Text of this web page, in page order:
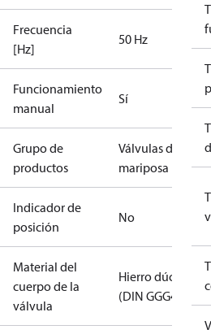
Frecuencia
[Hz]
50 Hz
Funcionamiento
manual
Sí
Grupo de
productos
Válvulas de
mariposa
Indicador de
posición
No
Material del
cuerpo de la
válvula
Hierro dúctil
(DIN GGG40)